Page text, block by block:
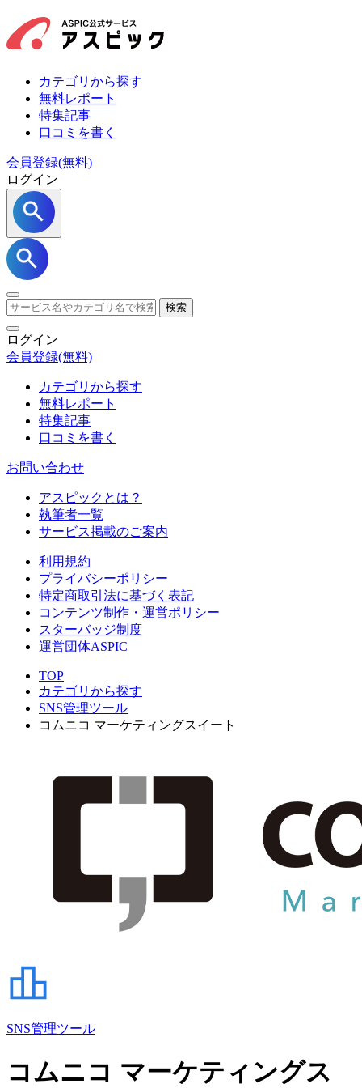
カテゴリから探す
無料レポート
特集記事
口コミを書く
会員登録(無料)
ログイン
検索
ログイン
会員登録(無料)
カテゴリから探す
無料レポート
特集記事
口コミを書く
お問い合わせ
アスピックとは？
執筆者一覧
サービス掲載のご案内
利用規約
プライバシーポリシー
特定商取引法に基づく表記
コンテンツ制作・運営ポリシー
スターバッジ制度
運営団体ASPIC
TOP
カテゴリから探す
SNS管理ツール
コムニコ マーケティングスイート
SNS管理ツール
コムニコ マーケティングス